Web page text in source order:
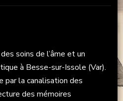
soins de l’âme et un
à Besse-sur-Issole (Var).
par la canalisation des
des mémoires